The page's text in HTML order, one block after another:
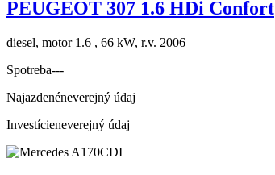
PEUGEOT 307 1.6 HDi Confort
diesel, motor 1.6 , 66 kW, r.v. 2006
Spotreba---
Najazdenéneverejný údaj
Investícieneverejný údaj